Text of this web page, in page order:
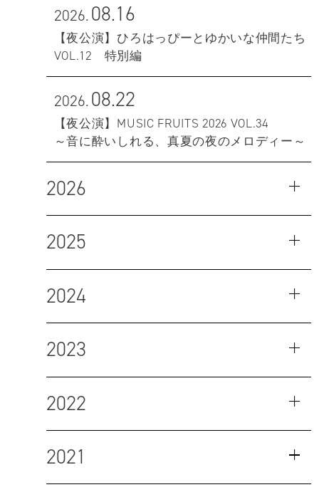
2026.08.16
【夜公演】ひろはっぴーとゆかいな仲間たち
VOL.12 特別編
2026.08.22
【夜公演】MUSIC FRUITS 2026 VOL.34
～音に酔いしれる、真夏の夜のメロディー～
2026
2025
2024
2023
2022
2021